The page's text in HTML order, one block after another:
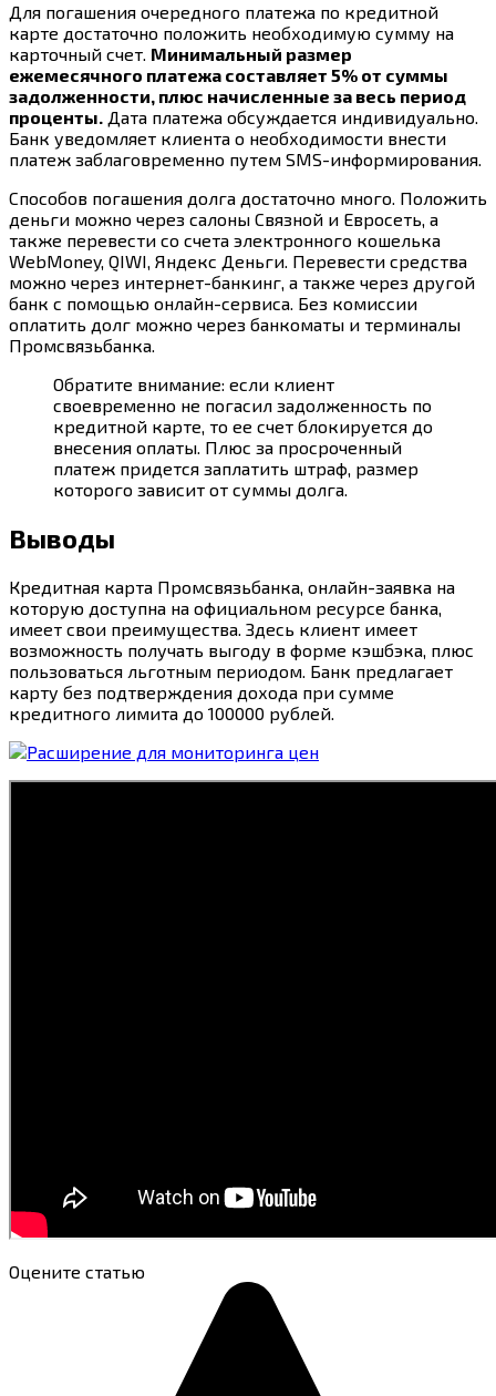
Для погашения очередного платежа по кредитной
карте достаточно положить необходимую сумму на
карточный счет. Минимальный размер
ежемесячного платежа составляет 5% от суммы
задолженности, плюс начисленные за весь период
проценты. Дата платежа обсуждается индивидуально.
Банк уведомляет клиента о необходимости внести
платеж заблаговременно путем SMS-информирования.
Способов погашения долга достаточно много. Положить
деньги можно через салоны Связной и Евросеть, а
также перевести со счета электронного кошелька
WebMoney, QIWI, Яндекс Деньги. Перевести средства
можно через интернет-банкинг, а также через другой
банк с помощью онлайн-сервиса. Без комиссии
оплатить долг можно через банкоматы и терминалы
Промсвязьбанка.
Обратите внимание: если клиент
своевременно не погасил задолженность по
кредитной карте, то ее счет блокируется до
внесения оплаты. Плюс за просроченный
платеж придется заплатить штраф, размер
которого зависит от суммы долга.
Выводы
Кредитная карта Промсвязьбанка, онлайн-заявка на
которую доступна на официальном ресурсе банка,
имеет свои преимущества. Здесь клиент имеет
возможность получать выгоду в форме кэшбэка, плюс
пользоваться льготным периодом. Банк предлагает
карту без подтверждения дохода при сумме
кредитного лимита до 100000 рублей.
Оцените статью